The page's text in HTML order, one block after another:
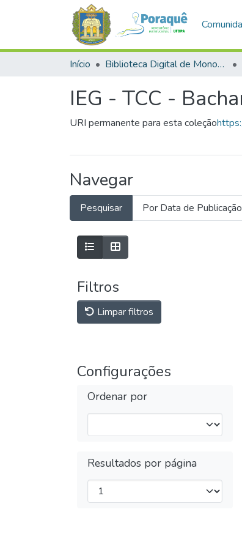
Início Biblioteca Digital de Monografias (BDM)
IEG - TCC -
URI permanente para esta coleção
Navegar
Pesquisar Por Data de Publicação
Filtros
Limpar filtros
Configurações
Ordenar por
Resultados por página